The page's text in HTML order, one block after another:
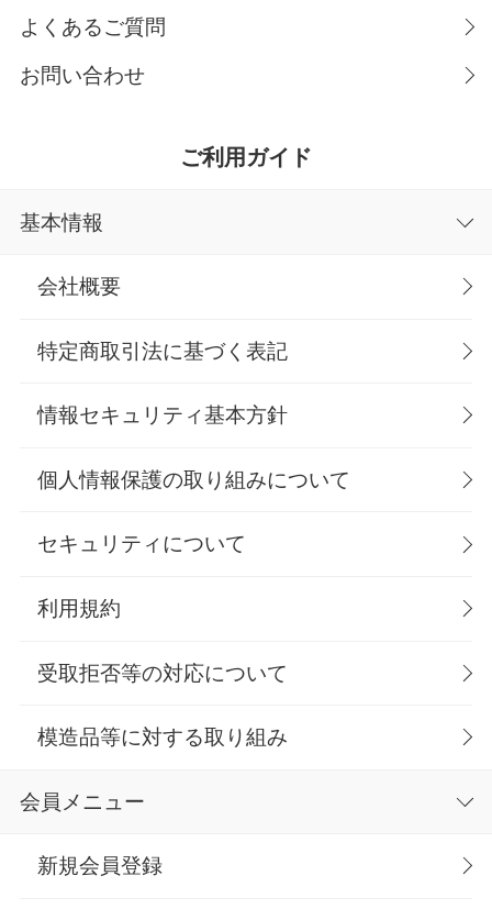
よくあるご質問
お問い合わせ
ご利用ガイド
基本情報
会社概要
特定商取引法に基づく表記
情報セキュリティ基本方針
個人情報保護の取り組みについて
セキュリティについて
利用規約
受取拒否等の対応について
模造品等に対する取り組み
会員メニュー
新規会員登録